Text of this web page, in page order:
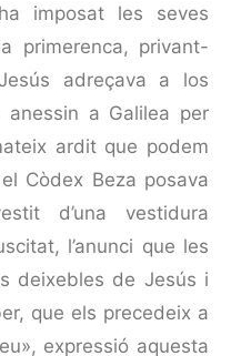
imposat les seves
primerenca, privant-
adreçava a los
a Galilea per
ardit que podem
Còdex Beza posava
d’una vestidura
l’anunci que les
deixebles de Jesús i
que els precedeix a
expressió aquesta